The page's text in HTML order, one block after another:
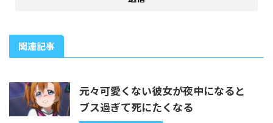
関連記事
元々可愛くない彼女が夜中になると
ブス過ぎて死にたくなる